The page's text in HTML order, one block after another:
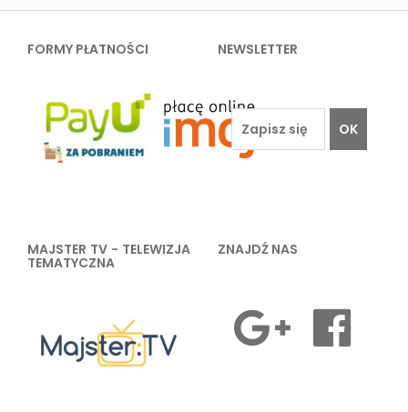
FORMY PŁATNOŚCI NEWSLETTER
OK
MAJSTER TV - TELEWIZJA
TEMATYCZNA
ZNAJDŹ NAS